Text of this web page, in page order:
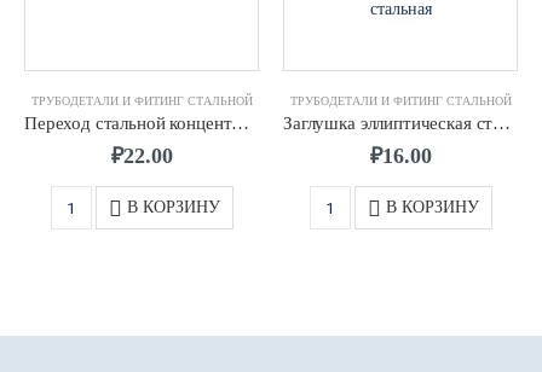
ТРУБОДЕТАЛИ И ФИТИНГ СТАЛЬНОЙ
Переход стальной концентрический д.20 – д.219
₽22.00
В КОРЗИНУ
ТРУБОДЕТАЛИ И ФИТИНГ СТАЛЬНОЙ
Заглушка эллиптическая стальная д.15 – д.325
₽16.00
В КОРЗИНУ